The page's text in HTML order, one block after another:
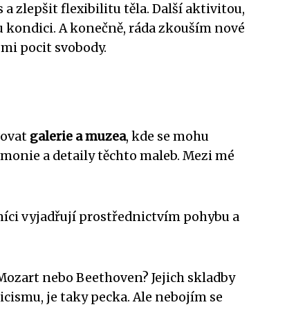
a zlepšit flexibilitu těla. Další aktivitou,
kondici. A konečně, ráda zkouším nové
pocit svobody.
galerie a muzea, kde se mohu
a detaily těchto maleb. Mezi mé
vyjadřují prostřednictvím pohybu a
nebo Beethoven? Jejich skladby
je taky pecka. Ale nebojím se